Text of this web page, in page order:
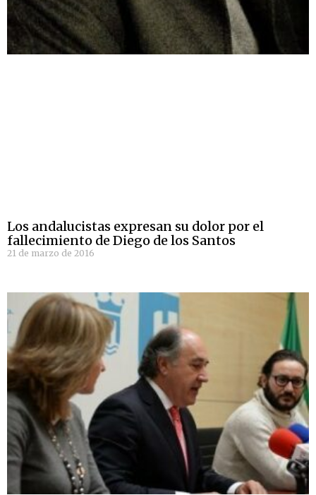
Los andalucistas expresan su dolor por el
fallecimiento de Diego de los Santos
21 de marzo de 2016